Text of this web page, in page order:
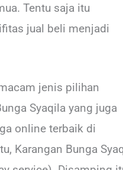
Tentu saja itu
jual beli menjadi
jenis pilihan
Syaqila yang juga
online terbaik di
Karangan Bunga